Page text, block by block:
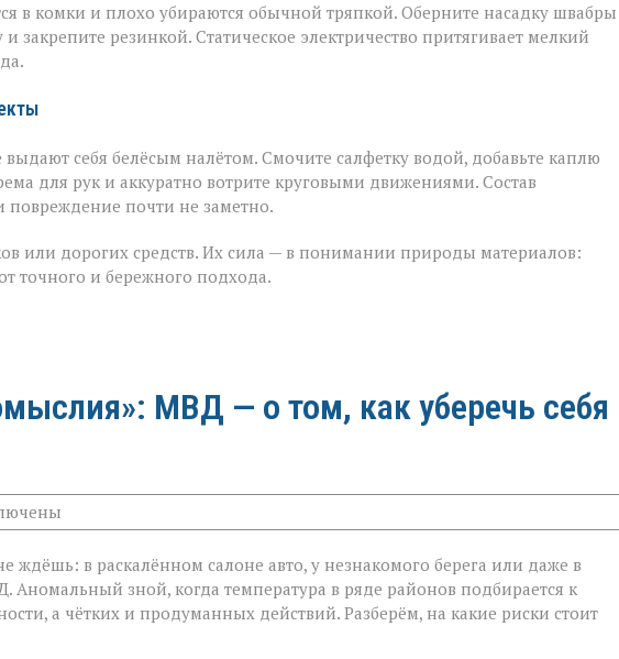
в комки и плохо убираются обычной тряпкой. Оберните насадку швабры
резинкой. Статическое электричество притягивает мелкий
себя белёсым налётом. Смочите салфетку водой, добавьте каплю
для рук и аккуратно вотрите круговыми движениями. Состав
повреждение почти не заметно.
или дорогих средств. Их сила — в понимании природы материалов:
точного и бережного подхода.
МВД — о том, как уберечь себя
о
ждёшь: в раскалённом салоне авто, у незнакомого берега или даже в
зной, когда температура в ряде районов подбирается к
а чётких и продуманных действий. Разберём, на какие риски стоит